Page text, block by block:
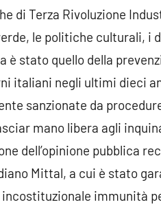
di Terza Rivoluzione
le politiche culturali, i
è stato quello della
italiani negli ultimi dieci
sanzionate da
mano libera agli
dell’opinione pubblica
Mittal, a cui è stato
incostituzionale immunità